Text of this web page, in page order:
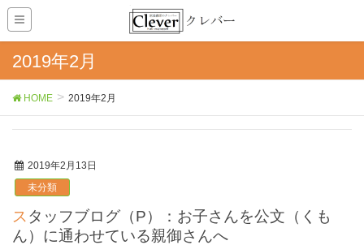
2019年2月
HOME 2019年2月
2019年2月13日
未分類
スタッフブログ（P）：お子さんを公文（くも
ん）に通わせている親御さんへ